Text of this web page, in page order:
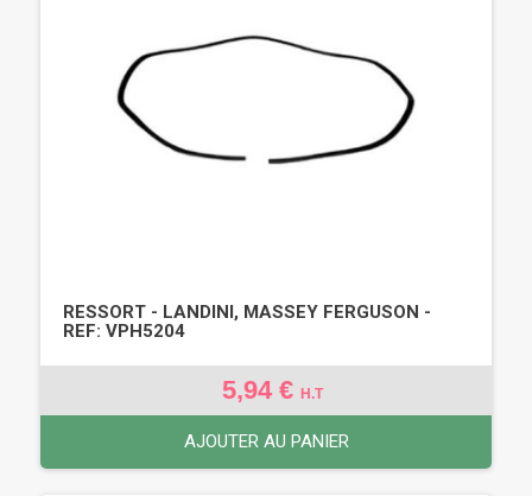
RESSORT - LANDINI, MASSEY FERGUSON -
REF: VPH5204
5,94 € H.T
AJOUTER AU PANIER